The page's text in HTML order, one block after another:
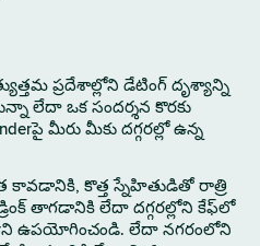
ప్రదేశాల్లోని డేటింగ్ దృశ్యాన్ని
లేదా ఒక సందర్శన కొరకు
మీరు మీకు దగ్గరల్లో ఉన్న
కావడానికి, కొత్త స్నేహితుడితో రాత్రి
తాగడానికి లేదా దగ్గరల్లోని కేఫ్‌లో
ఉపయోగించండి. లేదా నగరంలోని